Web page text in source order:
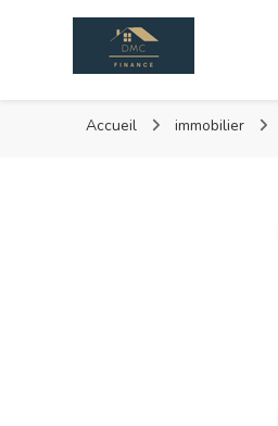
Dmc Finance
Accueil immobilier